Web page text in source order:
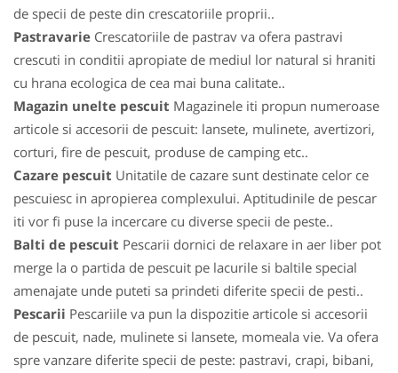
de specii de peste din crescatoriile proprii..
Pastravarie Crescatoriile de pastrav va ofera pastravi
crescuti in conditii apropiate de mediul lor natural si hraniti
cu hrana ecologica de cea mai buna calitate..
Magazin unelte pescuit Magazinele iti propun numeroase
articole si accesorii de pescuit: lansete, mulinete, avertizori,
corturi, fire de pescuit, produse de camping etc..
Cazare pescuit Unitatile de cazare sunt destinate celor ce
pescuiesc in apropierea complexului. Aptitudinile de pescar
iti vor fi puse la incercare cu diverse specii de peste..
Balti de pescuit Pescarii dornici de relaxare in aer liber pot
merge la o partida de pescuit pe lacurile si baltile special
amenajate unde puteti sa prindeti diferite specii de pesti..
Pescarii Pescariile va pun la dispozitie articole si accesorii
de pescuit, nade, mulinete si lansete, momeala vie. Va ofera
spre vanzare diferite specii de peste: pastravi, crapi, bibani,